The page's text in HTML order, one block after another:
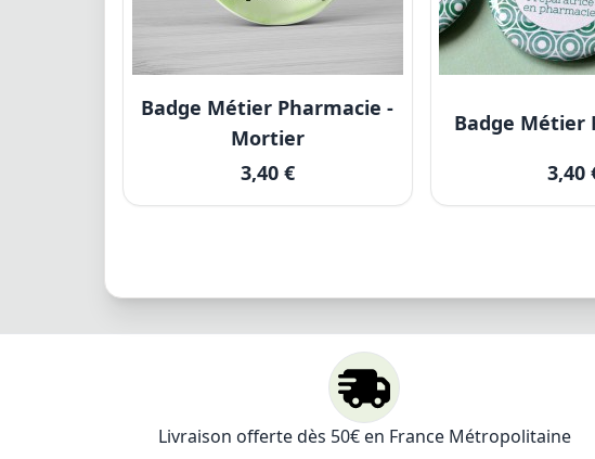
Badge Métier Pharmacie -
Mortier
3,40 €
Badge Métier
3,40
Livraison offerte dès 50€ en France Métropolitaine